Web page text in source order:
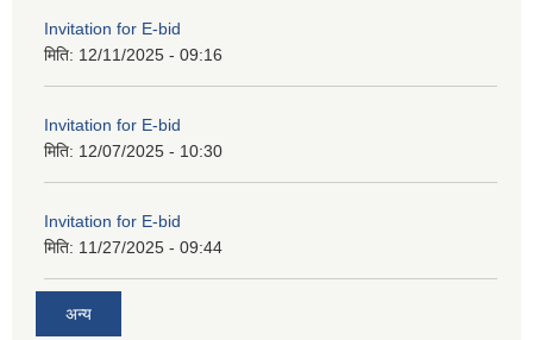
Invitation for E-bid
मिति: 12/11/2025 - 09:16
Invitation for E-bid
मिति: 12/07/2025 - 10:30
Invitation for E-bid
मिति: 11/27/2025 - 09:44
अन्य